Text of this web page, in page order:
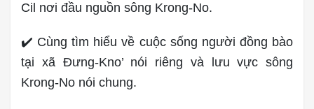
Cil nơi đầu nguồn sông Krong-No.
✔️ Cùng tìm hiểu về cuộc sống người đồng bào
tại xã Đưng-Kno’ nói riêng và lưu vực sông
Krong-No nói chung.